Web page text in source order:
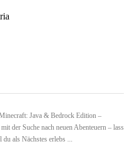
Java & Bedrock Edition –
der Suche nach neuen Abenteuern – lass
du als Nächstes erlebs ...